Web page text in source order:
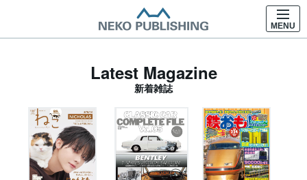
MENU
Latest Magazine
新着雑誌